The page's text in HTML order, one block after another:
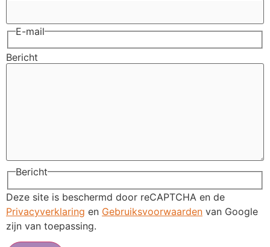
E-mail
Bericht
Bericht
Deze site is beschermd door reCAPTCHA en de
Privacyverklaring en Gebruiksvoorwaarden van Google
zijn van toepassing.